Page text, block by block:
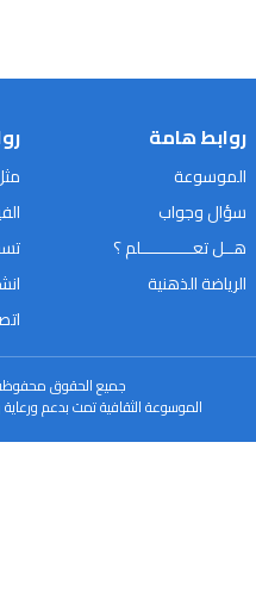
روابط هامة
الموسوعة
سؤال وجواب
هــل تعـــــــــــلم ؟
الرياضة الذهنية
جميع الحقوق محفوظة ©
الموسوعة الثقافية تمت بدعم ورعاية